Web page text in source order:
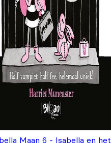
Maan 6 - Isabella en het